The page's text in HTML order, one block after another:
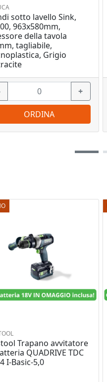
Trapano avvitatore
QUADRIVE TDC
I-Basic-5,0
sotto lavello Sink,
963x580mm,
della tavola
tagliabile,
Grigio
+
ORDINA